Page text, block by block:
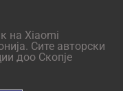
на Xiaomi
Сите авторски
доо Скопје